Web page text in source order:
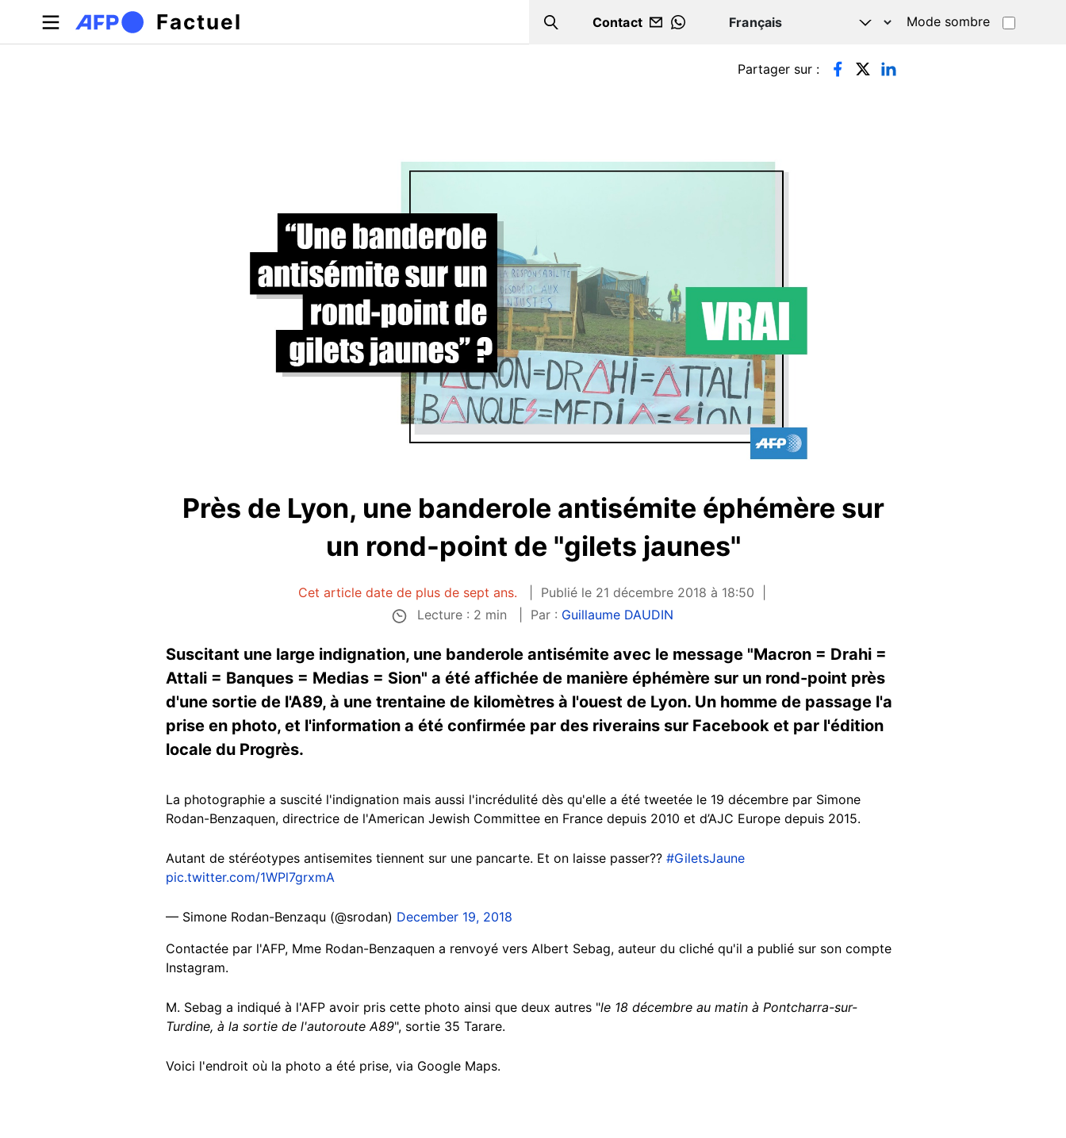
Aller au contenu principal
Factuel Search
Contact
WHATSAPP
Mode sombre
Onglets principaux Partager sur :
Près de Lyon, une banderole antisémite éphémère sur
un rond-point de "gilets jaunes"
Cet article date de plus de sept ans.
Publié le 21 décembre 2018 à 18:50
Lecture : 2 min
Par : Guillaume DAUDIN
Suscitant une large indignation, une banderole antisémite avec le message "Macron = Drahi =
Attali = Banques = Medias = Sion" a été affichée de manière éphémère sur un rond-point près
d'une sortie de l'A89, à une trentaine de kilomètres à l'ouest de Lyon. Un homme de passage l'a
prise en photo, et l'information a été confirmée par des riverains sur Facebook et par l'édition
locale du Progrès.
La photographie a suscité l'indignation mais aussi l'incrédulité dès qu'elle a été tweetée le 19 décembre par Simone
Rodan-Benzaquen, directrice de l'American Jewish Committee en France depuis 2010 et d’AJC Europe depuis 2015.
Autant de stéréotypes antisemites tiennent sur une pancarte. Et on laisse passer?? #GiletsJaune
pic.twitter.com/1WPl7grxmA
— Simone Rodan-Benzaqu (@srodan) December 19, 2018
Contactée par l'AFP, Mme Rodan-Benzaquen a renvoyé vers Albert Sebag, auteur du cliché qu'il a publié sur son compte
Instagram.
M. Sebag a indiqué à l'AFP avoir pris cette photo ainsi que deux autres "le 18 décembre au matin à Pontcharra-sur-
Turdine, à la sortie de l'autoroute A89", sortie 35 Tarare.
Voici l'endroit où la photo a été prise, via Google Maps.